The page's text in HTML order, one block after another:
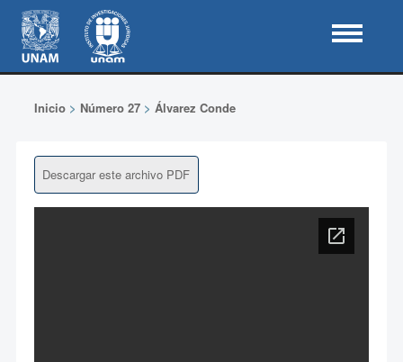
Inicio> Número 27> Álvarez Conde
Descargar este archivo PDF